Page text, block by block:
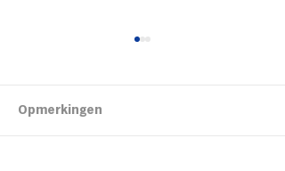
Kipsalon
Opmerkingen